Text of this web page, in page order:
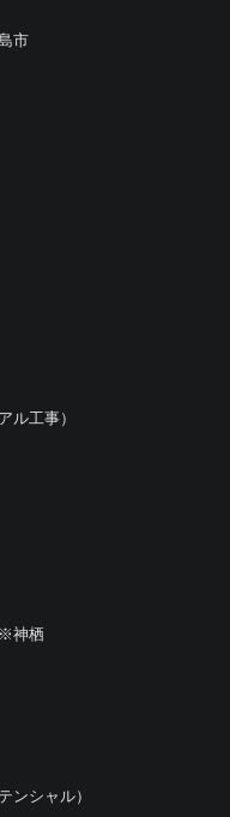
市
ル工事）
※神栖
ンシャル）